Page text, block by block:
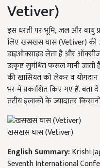
Vetiver)
इस धरती पर भूमि, जल और वायु
लिए खसखस घास (Vetiver) ​​की
डाइऑक्साइड लेता है और
उत्कृष्ट सुगंधित फसल मानी जाती
की खासियत को लेकर व
भर में प्रकाशित किए गए हैं. बता
तटीय इलाकों के ज्यादातर
खसखस घास (Vetiver)
English Summary:Krishi
Seventh International